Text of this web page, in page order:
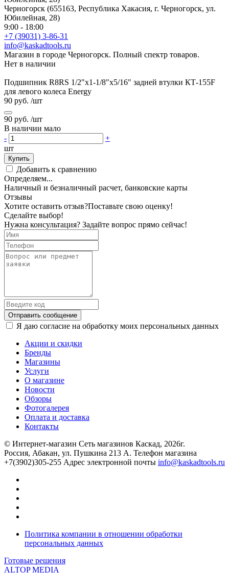
Черногорск (655163, Республика Хакасия, г. Черногорск, ул.
Юбилейная, 28)
9:00 - 18:00
+7 (39031) 3-86-31
info@kaskadtools.ru
Магазин в городе Черногорск. Полный спектр товаров.
Нет в наличии
Подшипник R8RS 1/2"x1-1/8"x5/16" задней втулки КТ-155F
для левого колеса Energy
90 руб. /шт
90 руб. /шт
В наличии мало
-
+
шт
Купить
Добавить к сравнению
Определяем...
Наличный и безналичный расчет, банковские карты
Отзывы
Хотите оставить отзыв?Поставьте свою оценку!
Сделайте выбор!
Нужна консультация? Задайте вопрос прямо сейчас!
Отправить сообщение
Я даю согласие на обработку моих персональных данных
Акции и скидки
Бренды
Магазины
Услуги
О магазине
Новости
Обзоры
Фотогалерея
Оплата и доставка
Контакты
© Интернет-магазин Сеть магазинов Каскад, 2026г.
Россия, Абакан, ул. Пушкина 213 А. Телефон магазина
+7(3902)305-255 Адрес электронной почты info@kaskadtools.ru
Политика компании в отношении обработки
персональных данных
Готовые решения
ALTOP MEDIA